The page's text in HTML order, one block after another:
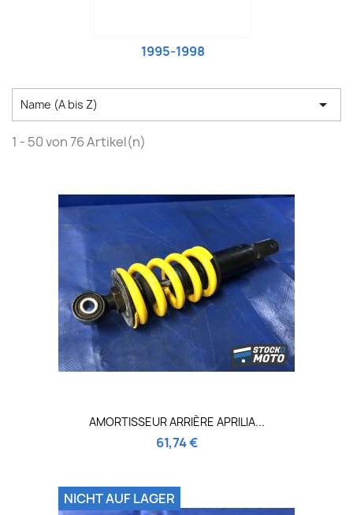
1995-1998
Name (A bis Z) 
1 - 50 von 76 Artikel(n)
AMORTISSEUR ARRIÈRE APRILIA...
61,74 €
NICHT AUF LAGER